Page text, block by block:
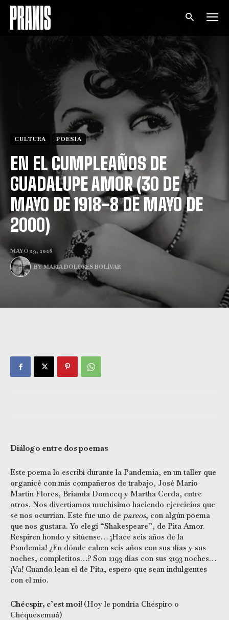
CULTURA POESÍA
EN EL CUMPLEAÑOS DE
GUADALUPE AMOR (30 DE
MAYO DE 1918-8 DE MAYO DE
2000)
MAYO 29, 2026
BY MARÍA DOLORES BOLÍVAR
Diálogo entre dos poemas
Este poema lo escribí durante la Pandemia, en un taller que
organicé con mis compañeros de trabajo, José Mario
Martín Flores, Brianda Domecq y Martha Cerda, entre
otros. Nos divertíamos muchísimo haciendo ejercicios que
se nos ocurrían. Este fue uno de pareos, con algún poema
que nos gustara. Yo elegí “Shakespeare”, de Pita Amor.
Respiren hondo y sitúense… ¡Hace seis años de la
Pandemia! ¿En dónde caben seis años con sus días y sus
noches, completitos…? Son 2193 días con sus 2193 noches…
¡Va! Cuando lean el de Pita, espero que sean indulgentes
con el mío.
Chécspir, c’est moi! (Hoy le pondría Chéspiro o
Chéquesemuá)